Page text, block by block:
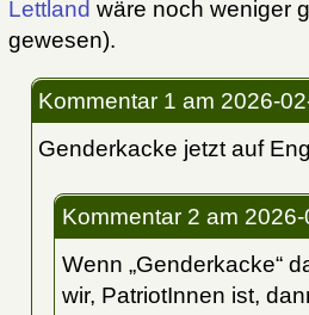
Lettland wäre noch weniger
gewesen).
Kommentar 1 am 2026-
Genderkacke jetzt auf
Kommentar 2 am
Wenn „Genderkacke“
wir, PatriotInnen ist,